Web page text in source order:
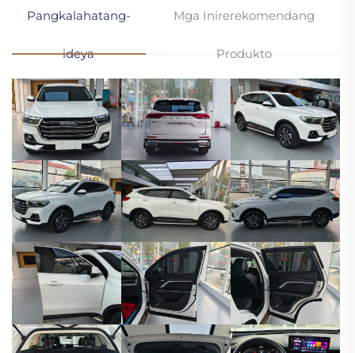
Pangkalahatang-
ideya
Mga Inirerekomendang
Produkto